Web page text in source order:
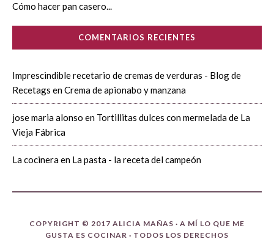
Cómo hacer pan casero...
COMENTARIOS RECIENTES
Imprescindible recetario de cremas de verduras - Blog de
Recetags enCrema de apionabo y manzana
jose maria alonso en Tortillitas dulces con mermelada de La
Vieja Fábrica
La cocineraen La pasta - la receta del campeón
COPYRIGHT © 2017 ALICIA MAÑAS · A MÍ LO QUE ME
GUSTA ES COCINAR · TODOS LOS DERECHOS